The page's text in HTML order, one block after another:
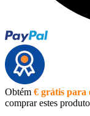
Obtém € grátis para
comprar estes